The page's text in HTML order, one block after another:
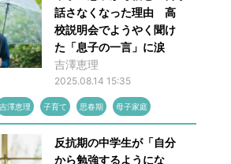
話さなくなった理由 高
校説明会でようやく聞け
た「息子の一言」に涙
吉澤恵理
2025.08.14 15:35
吉澤恵理 子育て 思春期 母子家庭
反抗期の中学生が「自分
から勉強するようにな